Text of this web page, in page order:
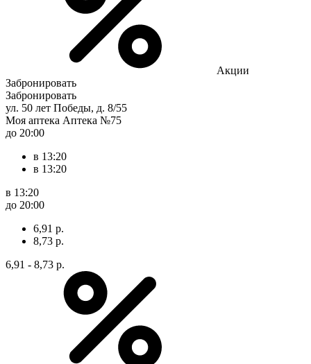
Акции
Забронировать
Забронировать
ул. 50 лет Победы, д. 8/55
Моя аптека Аптека №75
до 20:00
в 13:20
в 13:20
в 13:20
до 20:00
6,91 р.
8,73 р.
6,91 - 8,73 р.